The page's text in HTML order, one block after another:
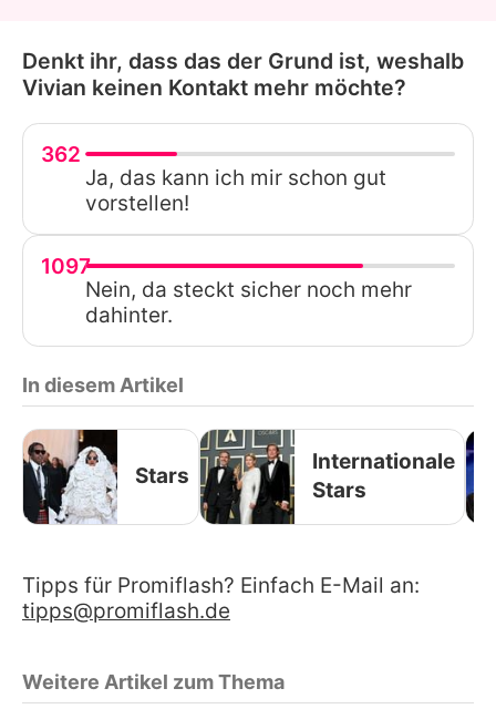
Denkt ihr, dass das der Grund ist, weshalb
Vivian keinen Kontakt mehr möchte?
362
Ja, das kann ich mir schon gut
vorstellen!
1097
Nein, da steckt sicher noch mehr
dahinter.
In diesem Artikel
Stars
Internationale
Stars
Tipps für Promiflash? Einfach E-Mail an:
tipps@promiflash.de
Weitere Artikel zum Thema